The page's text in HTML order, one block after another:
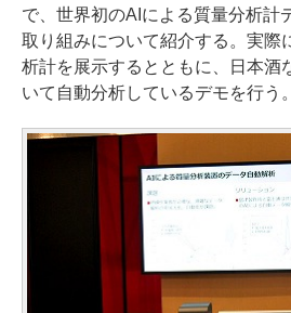
で、世界初のAIによる質量分析計
取り組みについて紹介する。実際
析計を展示するとともに、日本酒
いて自動分析しているデモを行う。